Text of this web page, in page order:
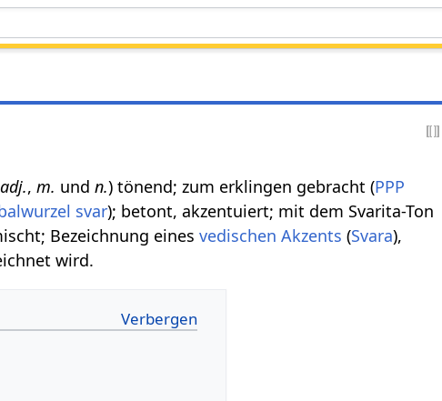
adj.,m. undn.) tönend; zum erklingen gebracht (PPP
svar); betont, akzentuiert; mit dem Svarita-Ton
Bezeichnung einesvedischen Akzents (Svara),
wird.